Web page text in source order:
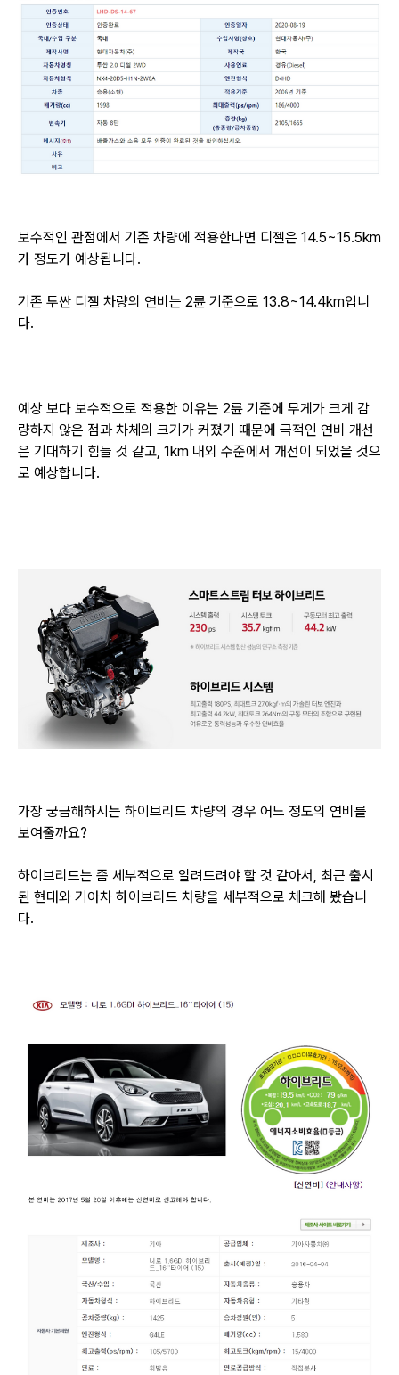
보수적인 관점에서 기존 차량에 적용한다면 디젤은 14.5~15.5km
가 정도가 예상됩니다.
기존 투싼 디젤 차량의 연비는 2륜 기준으로 13.8~14.4km입니
다.
예상 보다 보수적으로 적용한 이유는 2륜 기준에 무게가 크게 감
량하지 않은 점과 차체의 크기가 커졌기 때문에 극적인 연비 개선
은 기대하기 힘들 것 같고, 1km 내외 수준에서 개선이 되었을 것으
로 예상합니다.
가장 궁금해하시는 하이브리드 차량의 경우 어느 정도의 연비를
보여줄까요?
하이브리드는 좀 세부적으로 알려드려야 할 것 같아서, 최근 출시
된 현대와 기아차 하이브리드 차량을 세부적으로 체크해 봤습니
다.